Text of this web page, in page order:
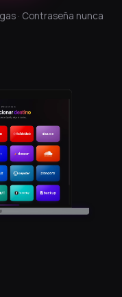
· Contraseña nunca